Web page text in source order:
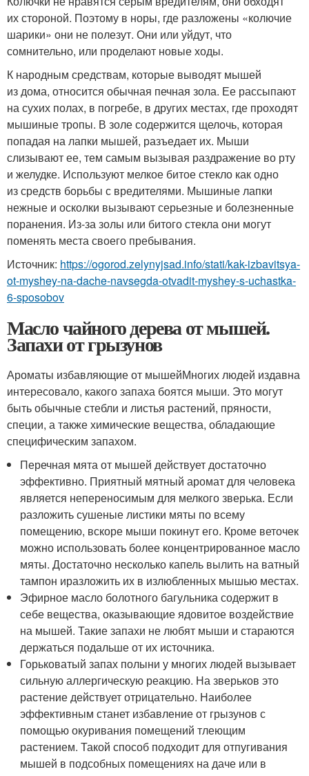
их стороной. Поэтому в норы, где разложены «колючие
шарики» они не полезут. Они или уйдут, что
сомнительно, или проделают новые ходы.
К народным средствам, которые выводят мышей
из дома, относится обычная печная зола. Ее рассыпают
на сухих полах, в погребе, в других местах, где проходят
мышиные тропы. В золе содержится щелочь, которая
попадая на лапки мышей, разъедает их. Мыши
слизывают ее, тем самым вызывая раздражение во рту
и желудке. Используют мелкое битое стекло как одно
из средств борьбы с вредителями. Мышиные лапки
нежные и осколки вызывают серьезные и болезненные
поранения. Из-за золы или битого стекла они могут
поменять места своего пребывания.
Источник: https://ogorod.zelynyjsad.info/stati/kak-izbavitsya-
ot-myshey-na-dache-navsegda-otvadit-myshey-s-uchastka-
6-sposobov
Масло чайного дерева от мышей.
Запахи от грызунов
Ароматы избавляющие от мышейМногих людей издавна
интересовало, какого запаха боятся мыши. Это могут
быть обычные стебли и листья растений, пряности,
специи, а также химические вещества, обладающие
специфическим запахом.
Перечная мята от мышей действует достаточно
эффективно. Приятный мятный аромат для человека
является непереносимым для мелкого зверька. Если
разложить сушеные листики мяты по всему
помещению, вскоре мыши покинут его. Кроме веточек
можно использовать более концентрированное масло
мяты. Достаточно несколько капель вылить на ватный
тампон иразложить их в излюбленных мышью местах.
Эфирное масло болотного багульника содержит в
себе вещества, оказывающие ядовитое воздействие
на мышей. Такие запахи не любят мыши и стараются
держаться подальше от их источника.
Горьковатый запах полыни у многих людей вызывает
сильную аллергическую реакцию. На зверьков это
растение действует отрицательно. Наиболее
эффективным станет избавление от грызунов с
помощью окуривания помещений тлеющим
растением. Такой способ подходит для отпугивания
мышей в подсобных помещениях на даче или в